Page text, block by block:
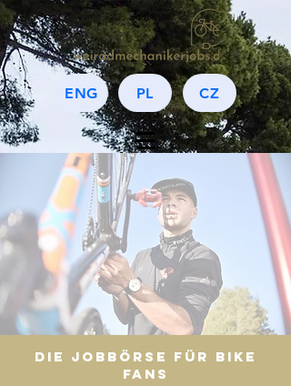
ENG PL CZ
Powered by
biciTALENT
Die JoBbörse für BIKE
FANS